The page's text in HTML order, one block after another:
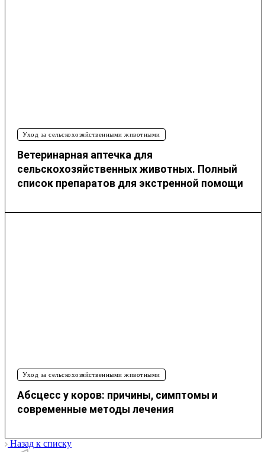
Уход за сельскохозяйственными животными
Ветеринарная аптечка для
сельскохозяйственных животных. Полный
список препаратов для экстренной помощи
Уход за сельскохозяйственными животными
Абсцесс у коров: причины, симптомы и
современные методы лечения
Назад к списку